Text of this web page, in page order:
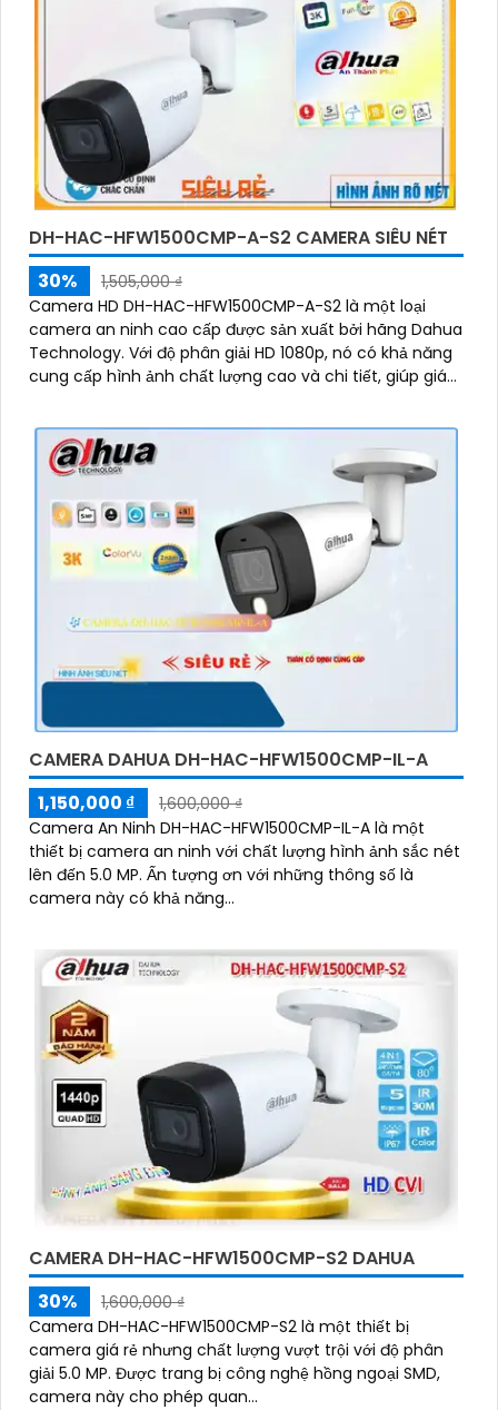
DH-HAC-HFW1500CMP-A-S2 CAMERA SIÊU NÉT
30%
1,505,000 ₫
Camera HD DH-HAC-HFW1500CMP-A-S2 là một loại
camera an ninh cao cấp được sản xuất bởi hãng Dahua
Technology. Với độ phân giải HD 1080p, nó có khả năng
cung cấp hình ảnh chất lượng cao và chi tiết, giúp giám
CAMERA DAHUA DH-HAC-HFW1500CMP-IL-A
1,150,000 ₫
1,600,000 ₫
Camera An Ninh DH-HAC-HFW1500CMP-IL-A là một
thiết bị camera an ninh với chất lượng hình ảnh sắc nét
lên đến 5.0 MP. Ấn tượng ơn với những thông số là
camera này có khả năng...
CAMERA DH-HAC-HFW1500CMP-S2 DAHUA
30%
1,600,000 ₫
Camera DH-HAC-HFW1500CMP-S2 là một thiết bị
camera giá rẻ nhưng chất lượng vượt trội với độ phân
giải 5.0 MP. Được trang bị công nghệ hồng ngoại SMD,
camera này cho phép quan...